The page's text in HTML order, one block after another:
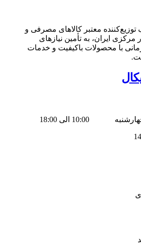
توزیع‌کننده معتبر کالاهای مصرفی و
ایران، به تأمین نیازهای
با محصولات باکیفیت و خدمات
10:00 الی 18:00